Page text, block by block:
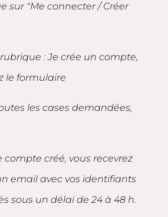
sur "Me connecter / Créer
: Je crée un compte,
le formulaire
les cases demandées,
compte créé, vous recevrez
email avec vos identifiants
sous un délai de 24 à 48 h.